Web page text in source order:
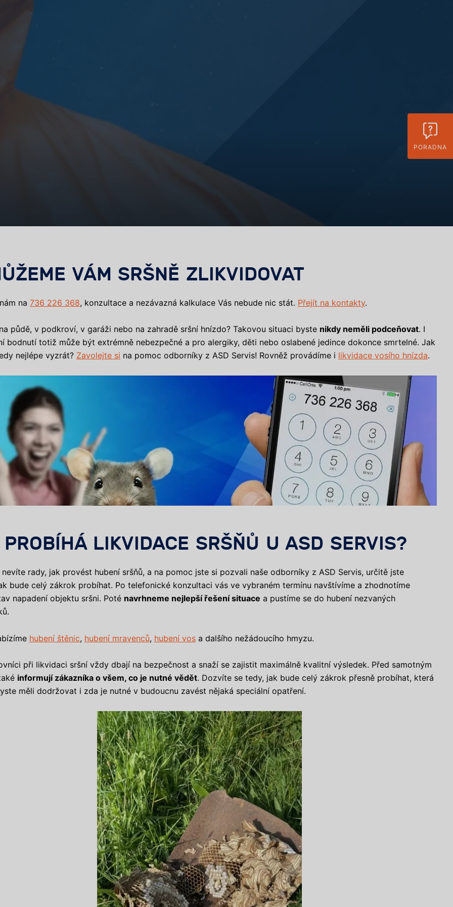
VÁM SRŠNĚ ZLIKVIDOVAT
na 736 226 368, konzultace a nezávazná kalkulace Vás nebude nic stát. Přejít na kontakty.
půdě, v podkroví, v garáži nebo na zahradě sršní hnízdo? Takovou situaci byste nikdy neměli podceňovat. I
bodnutí totiž může být extrémně nebezpečné a pro alergiky, děti nebo oslabené jedince dokonce smrtelné. Jak
nejlépe vyzrát? Zavolejte si na pomoc odborníky z ASD Servis! Rovněž provádíme i likvidace vosího hnízda.
LIKVIDACE SRŠŇŮ U ASD SERVIS?
rady, jak provést hubení sršňů, a na pomoc jste si pozvali naše odborníky z ASD Servis, určitě jste
bude celý zákrok probíhat. Po telefonické konzultaci vás ve vybraném termínu navštívíme a zhodnotíme
napadení objektu sršni. Poté navrhneme nejlepší řešení situace a pustíme se do hubení nezvaných
hubení štěnic, hubení mravenců, hubení vos a dalšího nežádoucího hmyzu.
při likvidaci sršní vždy dbají na bezpečnost a snaží se zajistit maximálně kvalitní výsledek. Před samotným
informují zákazníka o všem, co je nutné vědět. Dozvíte se tedy, jak bude celý zákrok přesně probíhat, která
měli dodržovat i zda je nutné v budoucnu zavést nějaká speciální opatření.
PORADNA